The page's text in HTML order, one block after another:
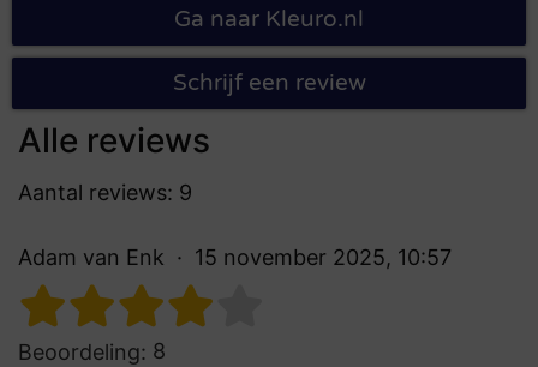
Ga naar Kleuro.nl
Schrijf een review
Alle reviews
Aantal reviews: 9
Adam van Enk 15 november 2025, 10:57
Beoordeling: 8